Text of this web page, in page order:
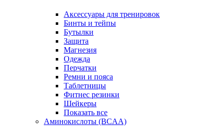
Аксессуары для тренировок
Бинты и тейпы
Бутылки
Защита
Магнезия
Одежда
Перчатки
Ремни и пояса
Таблетницы
Фитнес резинки
Шейкеры
Показать все
Аминокислоты (BCAA)